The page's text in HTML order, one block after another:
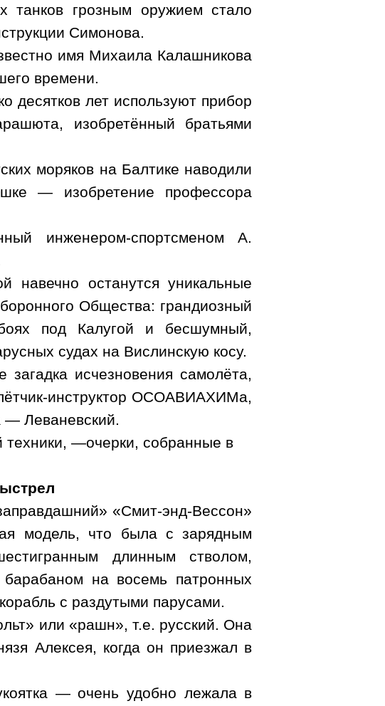
танков грозным оружием стало
Симонова.
имя Михаила Калашникова
времени.
десятков лет используют прибор
изобретённый братьями
моряков на Балтике наводили
— изобретение профессора
инженером-спортсменом А.
навечно останутся уникальные
Общества: грандиозный
под Калугой и бесшумный,
судах на Вислинскую косу.
исчезновения самолёта,
инструктор ОСОАВИАХИМа,
— Леваневский.
техники, —очерки, собранные в
«Смит-энд-Вессон»
модель, что была с зарядным
длинным стволом,
на восемь патронных
с раздутыми парусами.
или «рашн», т.е. русский. Она
Алексея, когда он приезжал в
— очень удобно лежала в